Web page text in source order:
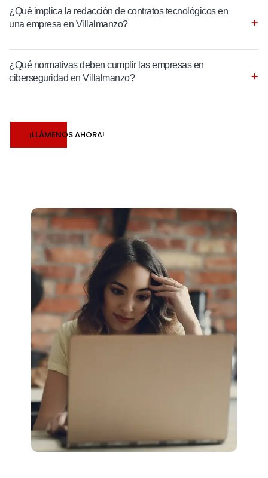
¿Qué implica la redacción de contratos tecnológicos en
una empresa en Villalmanzo?
¿Qué normativas deben cumplir las empresas en
ciberseguridad en Villalmanzo?
¡LLÁMENOS AHORA!